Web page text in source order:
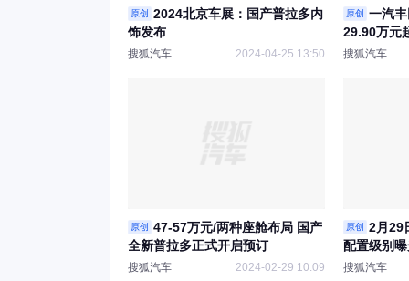
原创
2024北京车展：国产普拉多内
饰发布
搜狐汽车 2024-04-25 13:50
原创
一汽
29.90万元
起
搜狐汽车
原创
47-57万元/两种座舱布局 国产
全新普拉多正式开启预订
搜狐汽车 2024-02-29 10:09
原创
2月29
配置级别
搜狐汽车